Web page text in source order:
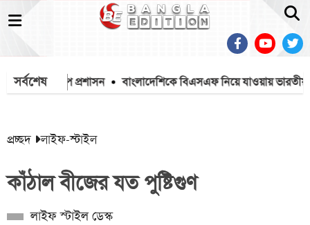
সর্বশেষ
ট্রাম্প প্রশাসন বাংলাদেশিকে বিএসএফ নিয়ে যাওয়ায় ভারতীয়কে
প্রচ্ছদ লাইফ-স্টাইল
কাঁঠাল বীজের যত পুষ্টিগুণ
লাইফ স্টাইল ডেস্ক